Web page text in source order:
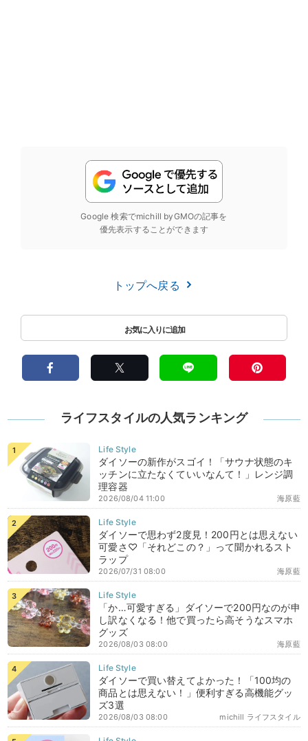
Google 検索でmichill byGMOの記事を
優先表示することができます
トップへ戻る
ライフスタイルの人気ランキング
ダイソーの新作がスゴイ！「サウナ状態のキ
ッチンに立たなくていいなんて！」レンジ調
理容器
海原藍
2026/08/04 11:00
ダイソーで思わず2度見！200円とは思えない
可愛さ♡「それどこの？」って聞かれるスト
ラップ
海原藍
2026/07/31 08:00
「か…可愛すぎる」ダイソーで200円なのが申
し訳なくなる！他で買ったら高そうなスマホ
グッズ
海原藍
2026/08/03 08:00
ダイソーで買い替えてよかった！「100均の
商品とは思えない！」便利すぎる高機能グッ
ズ3選
michill ライフスタイル
2026/08/03 08:00